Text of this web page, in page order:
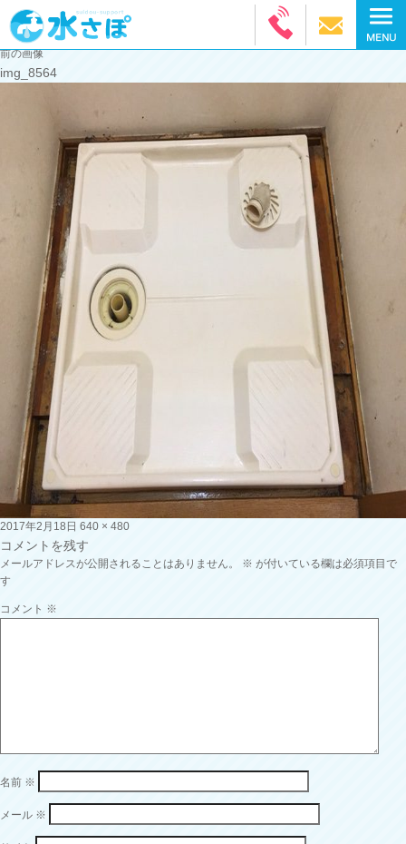
前の画像
img_8564
投
稿
日:
2017年2月18日 フ
ル
サ
640 × 480
コメントを残す
メールアドレスが公開されることはありません。 ※ が付いている欄は必須項目で
す
コメント ※
名前 ※
メール ※